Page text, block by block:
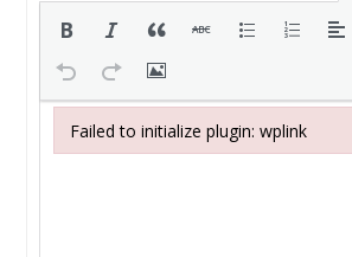
Failed to initialize plugin: wplink
Failed to initialize plugin: wplink